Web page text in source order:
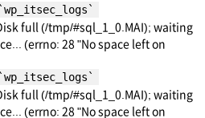
`wp_itsec_logs`
full (/tmp/#sql_1_0.MAI); waiting
(errno: 28 "No space left on
`wp_itsec_logs`
full (/tmp/#sql_1_0.MAI); waiting
(errno: 28 "No space left on